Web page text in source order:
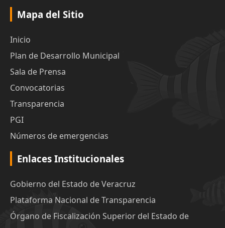
Mapa del Sitio
Inicio
Plan de Desarrollo Municipal
Sala de Prensa
Convocatorias
Transparencia
PGI
Números de emergencias
Enlaces Institucionales
Gobierno del Estado de Veracruz
Plataforma Nacional de Transparencia
Órgano de Fiscalización Superior del Estado de